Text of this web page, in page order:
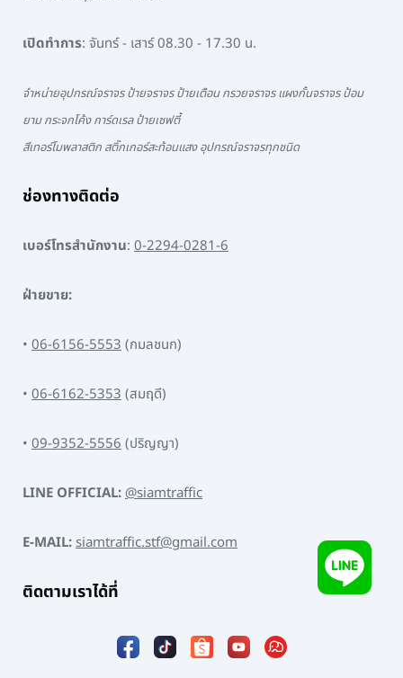
เปิดทำการ: จันทร์ - เสาร์ 08.30 - 17.30 น.
จำหน่ายอุปกรณ์จราจร ป้ายจราจร ป้ายเตือน กรวยจราจร แผงกั้นจราจร ป้อม
ยาม กระจกโค้ง การ์ดเรล ป้ายเซฟตี้
สีเทอร์โมพลาสติก สติ๊กเกอร์สะท้อนแสง อุปกรณ์จราจรทุกชนิด
ช่องทางติดต่อ
เบอร์โทรสำนักงาน: 0-2294-0281-6
ฝ่ายขาย:
• 06-6156-5553(กมลชนก)
• 06-6162-5353(สมฤดี)
• 09-9352-5556(ปริญญา)
LINE OFFICIAL:@siamtraffic
E-MAIL:siamtraffic.stf@gmail.com
ติดตามเราได้ที่